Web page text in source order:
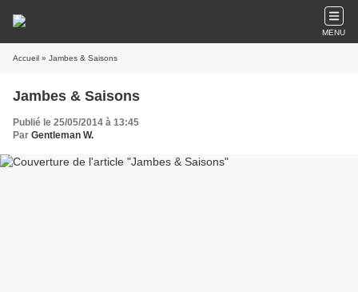
MENU
Accueil » Jambes & Saisons
Jambes & Saisons
Publié le 25/05/2014 à 13:45
Par Gentleman W.